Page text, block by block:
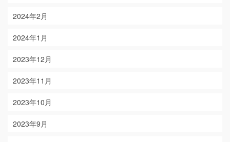
2024年2月
2024年1月
2023年12月
2023年11月
2023年10月
2023年9月